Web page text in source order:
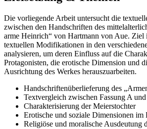
Die vorliegende Arbeit untersucht die
zwischen den Handschriften des
arme Heinrich“ von Hartmann von Aue. Ziel
textuellen Modifikationen in den
analysieren, um deren Einfluss auf die
Protagonisten, die erotische Dimension und
Ausrichtung des Werkes herauszuarbeiten.
Handschriftenüberlieferung des
Textvergleich zwischen Fassung A
Charakterisierung der Meierstochter
Erotische und soziale Dimensionen im
Religiöse und moralische Ausdeutung